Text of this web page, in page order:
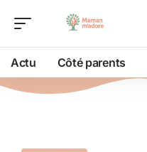
Actu Côté parents